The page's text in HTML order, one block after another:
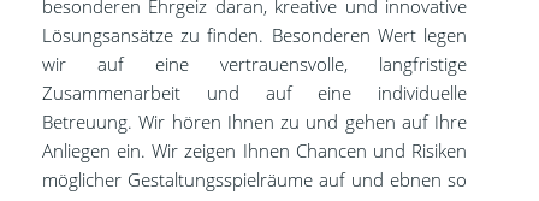
besonderen Ehrgeiz daran, kreative und innovative
Lösungsansätze zu finden. Besonderen Wert legen
wir auf eine vertrauensvolle, langfristige
Zusammenarbeit und auf eine individuelle
Betreuung. Wir hören Ihnen zu und gehen auf Ihre
Anliegen ein. Wir zeigen Ihnen Chancen und Risiken
möglicher Gestaltungsspielräume auf und ebnen so